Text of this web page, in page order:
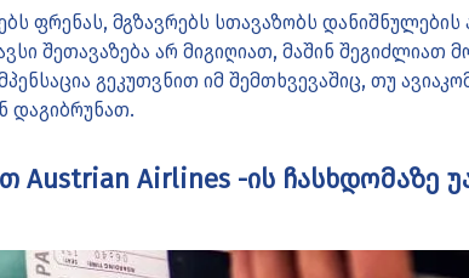
ფრენას, მგზავრებს სთავაზობს
შეთავაზება არ მიგიღიათ, მაშინ შეგიძლიათ
გეკუთვნით იმ შემთხვევაშიც, თუ
დაგიბრუნათ.
Austrian Airlines -ის ჩასხდომაზე